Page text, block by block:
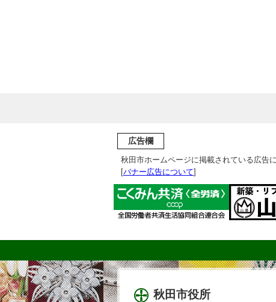
広告欄
秋田市ホームページに掲載されている広告
[バナー広告について]
秋田市役所